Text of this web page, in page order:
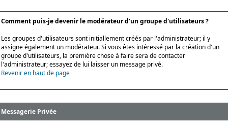
Comment puis-je devenir le modérateur d'un groupe d'utilisateurs ?
Les groupes d'utilisateurs sont initiallement créés par l'administrateur; il y
assigne également un modérateur. Si vous êtes intéressé par la création d'un
groupe d'utilisateurs, la première chose à faire sera de contacter
l'administrateur; essayez de lui laisser un message privé.
Revenir en haut de page
Messagerie Privée